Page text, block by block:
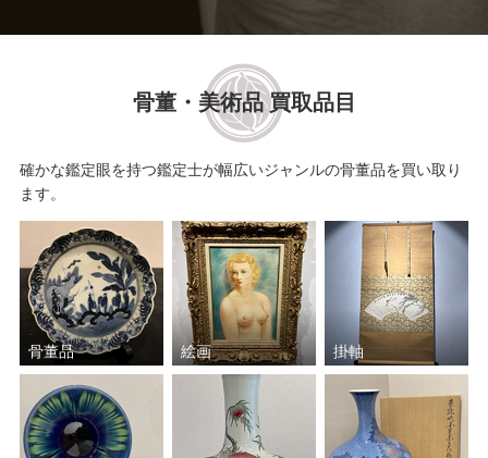
骨董・美術品 買取品目
確かな鑑定眼を持つ鑑定士が幅広いジャンルの骨董品を買い取り
ます。
骨董品 絵画 掛軸